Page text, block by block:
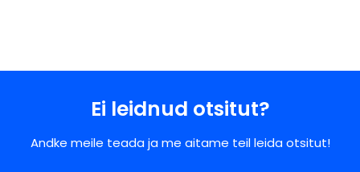
Ei leidnud otsitut?
Andke meile teada ja me aitame teil leida otsitut!